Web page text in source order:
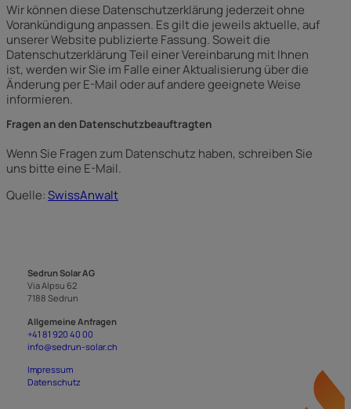
Wir können diese Datenschutzerklärung jederzeit ohne
Vorankündigung anpassen. Es gilt die jeweils aktuelle, auf
unserer Website publizierte Fassung. Soweit die
Datenschutzerklärung Teil einer Vereinbarung mit Ihnen
ist, werden wir Sie im Falle einer Aktualisierung über die
Änderung per E-Mail oder auf andere geeignete Weise
informieren.
Fragen an den Datenschutzbeauftragten
Wenn Sie Fragen zum Datenschutz haben, schreiben Sie
uns bitte eine E-Mail.
Quelle:SwissAnwalt
Sedrun Solar AG
Via Alpsu 62
7188 Sedrun
Allgemeine Anfragen
+41 81 920 40 00
info@sedrun-solar.ch
Impressum
Datenschutz